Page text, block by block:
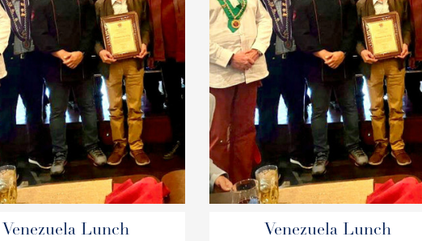
Venezuela Lunch Venezuela Lunch